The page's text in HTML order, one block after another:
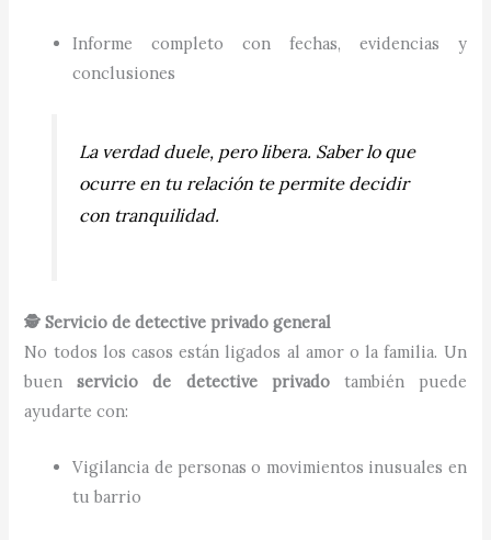
Informe completo con fechas, evidencias y
conclusiones
La verdad duele, pero libera. Saber lo que
ocurre en tu relación te permite decidir
con tranquilidad.
🕵️ Servicio de detective privado general
No todos los casos están ligados al amor o la familia. Un
buenservicio de detective privadotambién puede
ayudarte con:
Vigilancia de personas o movimientos inusuales en
tu barrio